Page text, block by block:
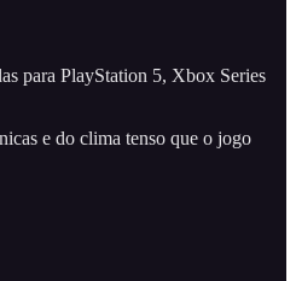
para PlayStation 5, Xbox Series
e do clima tenso que o jogo